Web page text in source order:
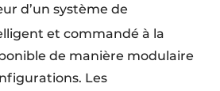
d’un système de
et commandé à la
de manière modulaire
Les